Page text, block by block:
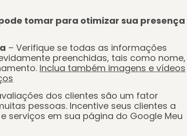
tomar para otimizar sua presença
– Verifique se todas as informações
preenchidas, tais como nome,
Inclua também imagens e vídeos
dos clientes são um fator
pessoas. Incentive seus clientes a
serviços em sua página do Google Meu